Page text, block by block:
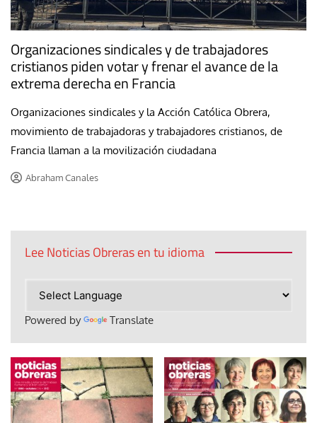
Organizaciones sindicales y de trabajadores
cristianos piden votar y frenar el avance de la
extrema derecha en Francia
Organizaciones sindicales y la Acción Católica Obrera,
movimiento de trabajadoras y trabajadores cristianos, de
Francia llaman a la movilización ciudadana
Abraham Canales
Lee Noticias Obreras en tu idioma
Powered by Translate